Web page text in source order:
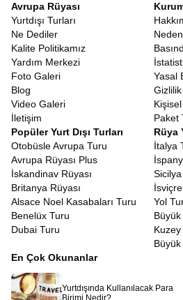
sırasında nehrin iki yakasındaki yeşil
ardında başlayan sonsuz çölü
ince çizgiyi hatırlatır. Mısırlılar için
yakası ise ölümü simgeler. Nil
bizzat yaşayarak öğrenirsiniz.
Eğer klasik tatil anlayışından
üçlüsüne derinlik katmak istiyorsanız,
göre bir alternatiftir. Burada deniz
tarihin kıyısında serinlemek içindir.
için değil, Ra’nın kudretini hissetmek
Çarşısı’nda baharat kokuları arasında
yapacağınız keyifli pazarlıklar, bir
yerlileri izlemek, size o coğrafyanın
tanıtacaktır. Mısır insanının
kendinizi yabancı değil, uzun
hissetmenizi sağlayacaktır.
Mısır bir rüyadır, uyanmak
düşünmek, Nil’in sularında huzuru
mavinin her tonuna şahit olmak hayal
Rüyasıile bir uçak bileti kadar
Avrupa Rüyası
Yurtdışı Turları
Ne Dediler
Kalite Politikamız
Yardım Merkezi
Foto Galeri
Blog
Video Galeri
İletişim
Yasal
Gizlilik
Paket
Popüler Yurt Dışı Turları
Otobüsle Avrupa Turu
Avrupa Rüyası Plus
İskandinav Rüyası
Britanya Rüyası
Alsace Noel Kasabaları Turu
Benelüx Turu
Dubai Turu
Rüya
İtalya
Yol
Kuzey
En Çok Okunanlar
Yurtdışında Kullanılacak Para
Birimi Nedir?